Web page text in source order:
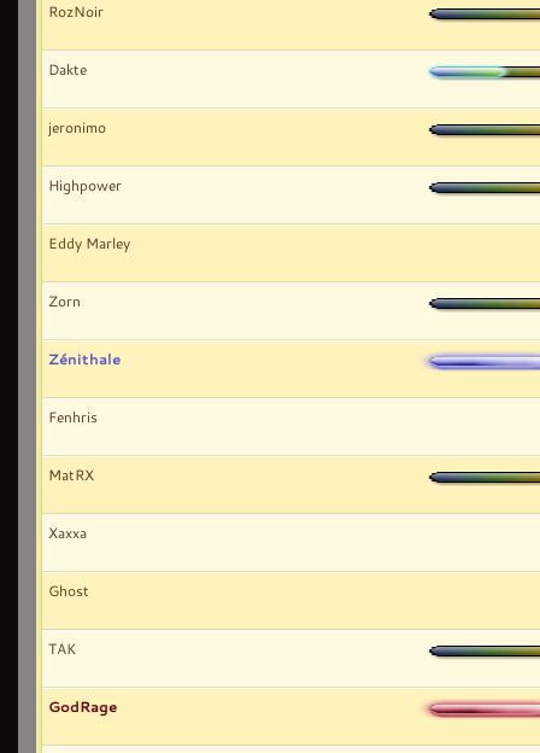
RozNoir
Dakte
jeronimo
Highpower
Eddy Marley
Zorn
Zénithale
Fenhris
MatRX
Xaxxa
Ghost
TAK
GodRage